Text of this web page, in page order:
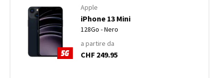
Apple
iPhone 13 Mini
128Go - Nero
a partire da
CHF 249.95